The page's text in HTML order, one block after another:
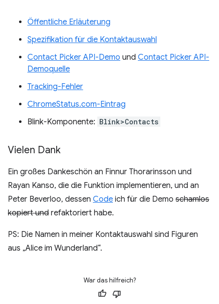
Öffentliche Erläuterung
Spezifikation für die Kontaktauswahl
Contact Picker API-Demo und Contact Picker API-
Demoquelle
Tracking-Fehler
ChromeStatus.com-Eintrag
Blink-Komponente: Blink>Contacts
Vielen Dank
Ein großes Dankeschön an Finnur Thorarinsson und
Rayan Kanso, die die Funktion implementieren, und an
Peter Beverloo, dessen Code ich für die Demo schamlos
kopiert und refaktoriert habe.
PS: Die Namen in meiner Kontaktauswahl sind Figuren
aus „Alice im Wunderland“.
War das hilfreich?